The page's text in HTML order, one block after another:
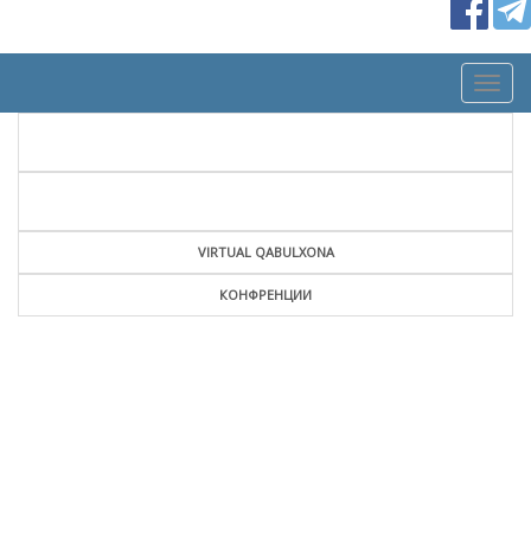
VIRTUAL QABULXONA
КОНФРЕНЦИИ